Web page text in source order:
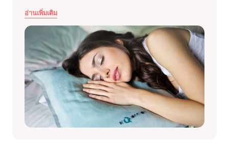
อ่านเพิ่มเติม